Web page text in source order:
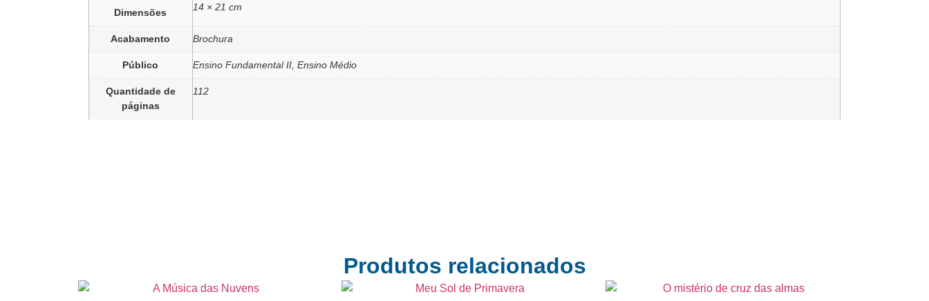
Dimensões 14 × 21 cm
Acabamento Brochura
Público Ensino Fundamental II, Ensino Médio
Quantidade de
páginas
112
Produtos relacionados